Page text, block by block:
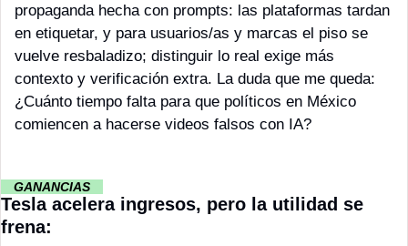
propaganda hecha con prompts: las plataformas tardan
en etiquetar, y para usuarios/as y marcas el piso se
vuelve resbaladizo; distinguir lo real exige más
contexto y verificación extra. La duda que me queda:
¿Cuánto tiempo falta para que políticos en México
comiencen a hacerse videos falsos con IA?
GANANCIAS
Tesla acelera ingresos, pero la utilidad se
frena: